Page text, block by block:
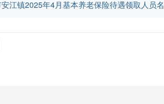
江镇2025年4月基本养老保险待遇领取人员